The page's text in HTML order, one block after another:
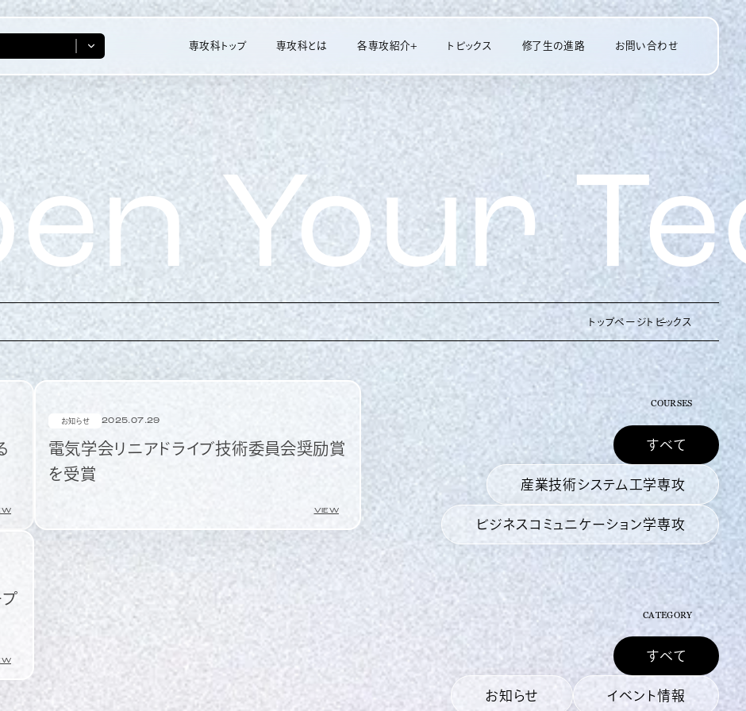
専攻科トップ 専攻科とは 各専攻紹介+
産業技術システム工学専攻
トピックス 修了生の進路 お問い合わせ
トップページトピックス
Your
お知らせ 2025.07.29
電気学会リニアドライブ技術委員会奨励賞
を受賞
VIEW
COURSES
すべて
産業技術システム工学専攻
ビジネスコミュニケーション学専攻
CATEGORY
すべて
お知らせ イベント情報